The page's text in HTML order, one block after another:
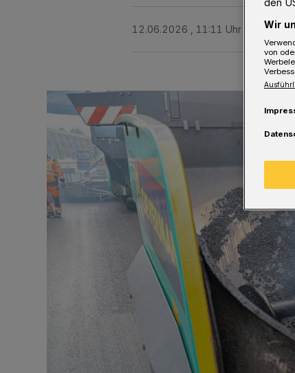
12.06.2026 , 11:11 Uhr 2
den
Wir
von